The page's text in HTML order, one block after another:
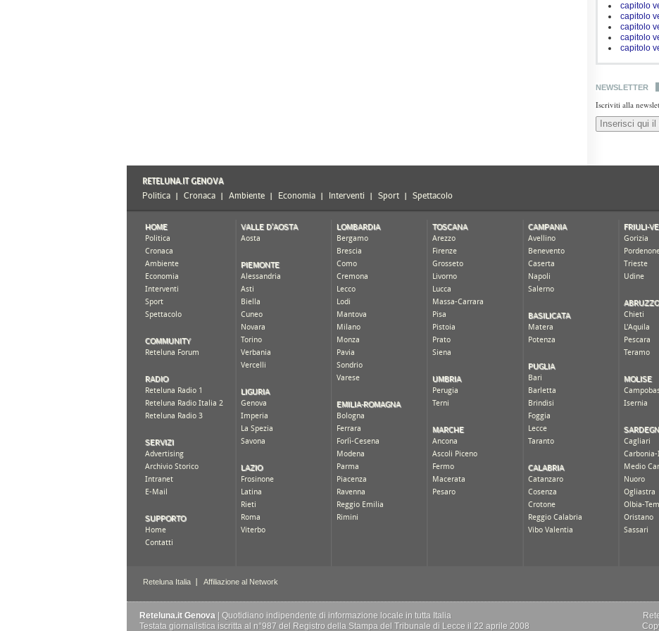
capitolo
capitolo
capitolo
capitolo
capitolo
NEWSLETTER
Iscriviti alla
Reteluna.it Genova | Quotidiano indipendente di informazione locale in tutta Italia
Testata giornalistica iscritta al n°987 del Registro della Stampa del Tribunale di Lecce il 22 aprile 2008